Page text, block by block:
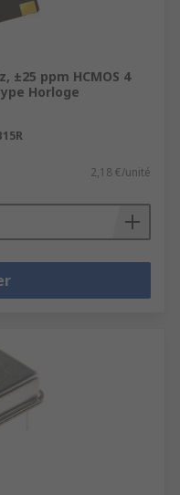
±25 ppm HCMOS 4
Horloge
2,18 €/unité